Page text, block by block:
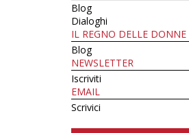
Blog
Dialoghi
IL REGNO DELLE DONNE
Blog
NEWSLETTER
Iscriviti
EMAIL
Scrivici